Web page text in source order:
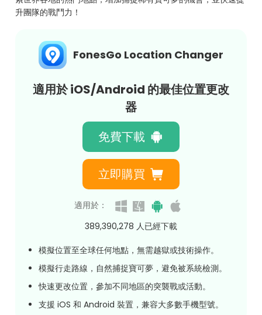
升團隊的戰鬥力！
FonesGo Location Changer
適用於 iOS/Android 的最佳位置更改
器
免費下載
立即購買
適用於：
389,390,282 人已經下載
模擬位置至全球任何地點，無需越獄或技術操作。
模擬行走路線，自然捕捉寶可夢，避免被系統檢測。
快速更改位置，參加不同地區的突襲戰或活動。
支援 iOS 和 Android 裝置，兼容大多數手機型號。